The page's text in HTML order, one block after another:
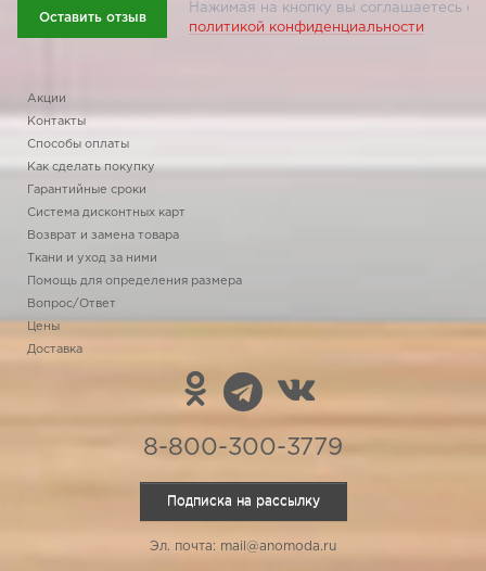
Оставить отзыв
Нажимая на кнопку вы соглашаетесь с
политикой конфиденциальности
Акции
Контакты
Способы оплаты
Как сделать покупку
Гарантийные сроки
Система дисконтных карт
Возврат и замена товара
Ткани и уход за ними
Помощь для определения размера
Вопрос/Ответ
Цены
Доставка
8-800-300-3779
Подписка на рассылку
Эл. почта: mail@anomoda.ru